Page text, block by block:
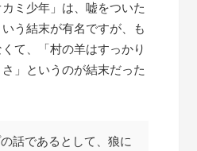
ミ少年」は、嘘をついた
う結末が有名ですが、も
て、「村の羊はすっかり
」というのが結末だった
話であるとして、狼に